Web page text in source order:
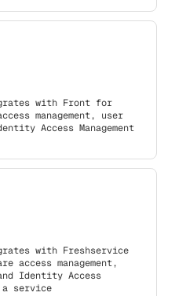
with Front for
management, user
Access Management
with Freshservice
access management,
Identity Access
a service